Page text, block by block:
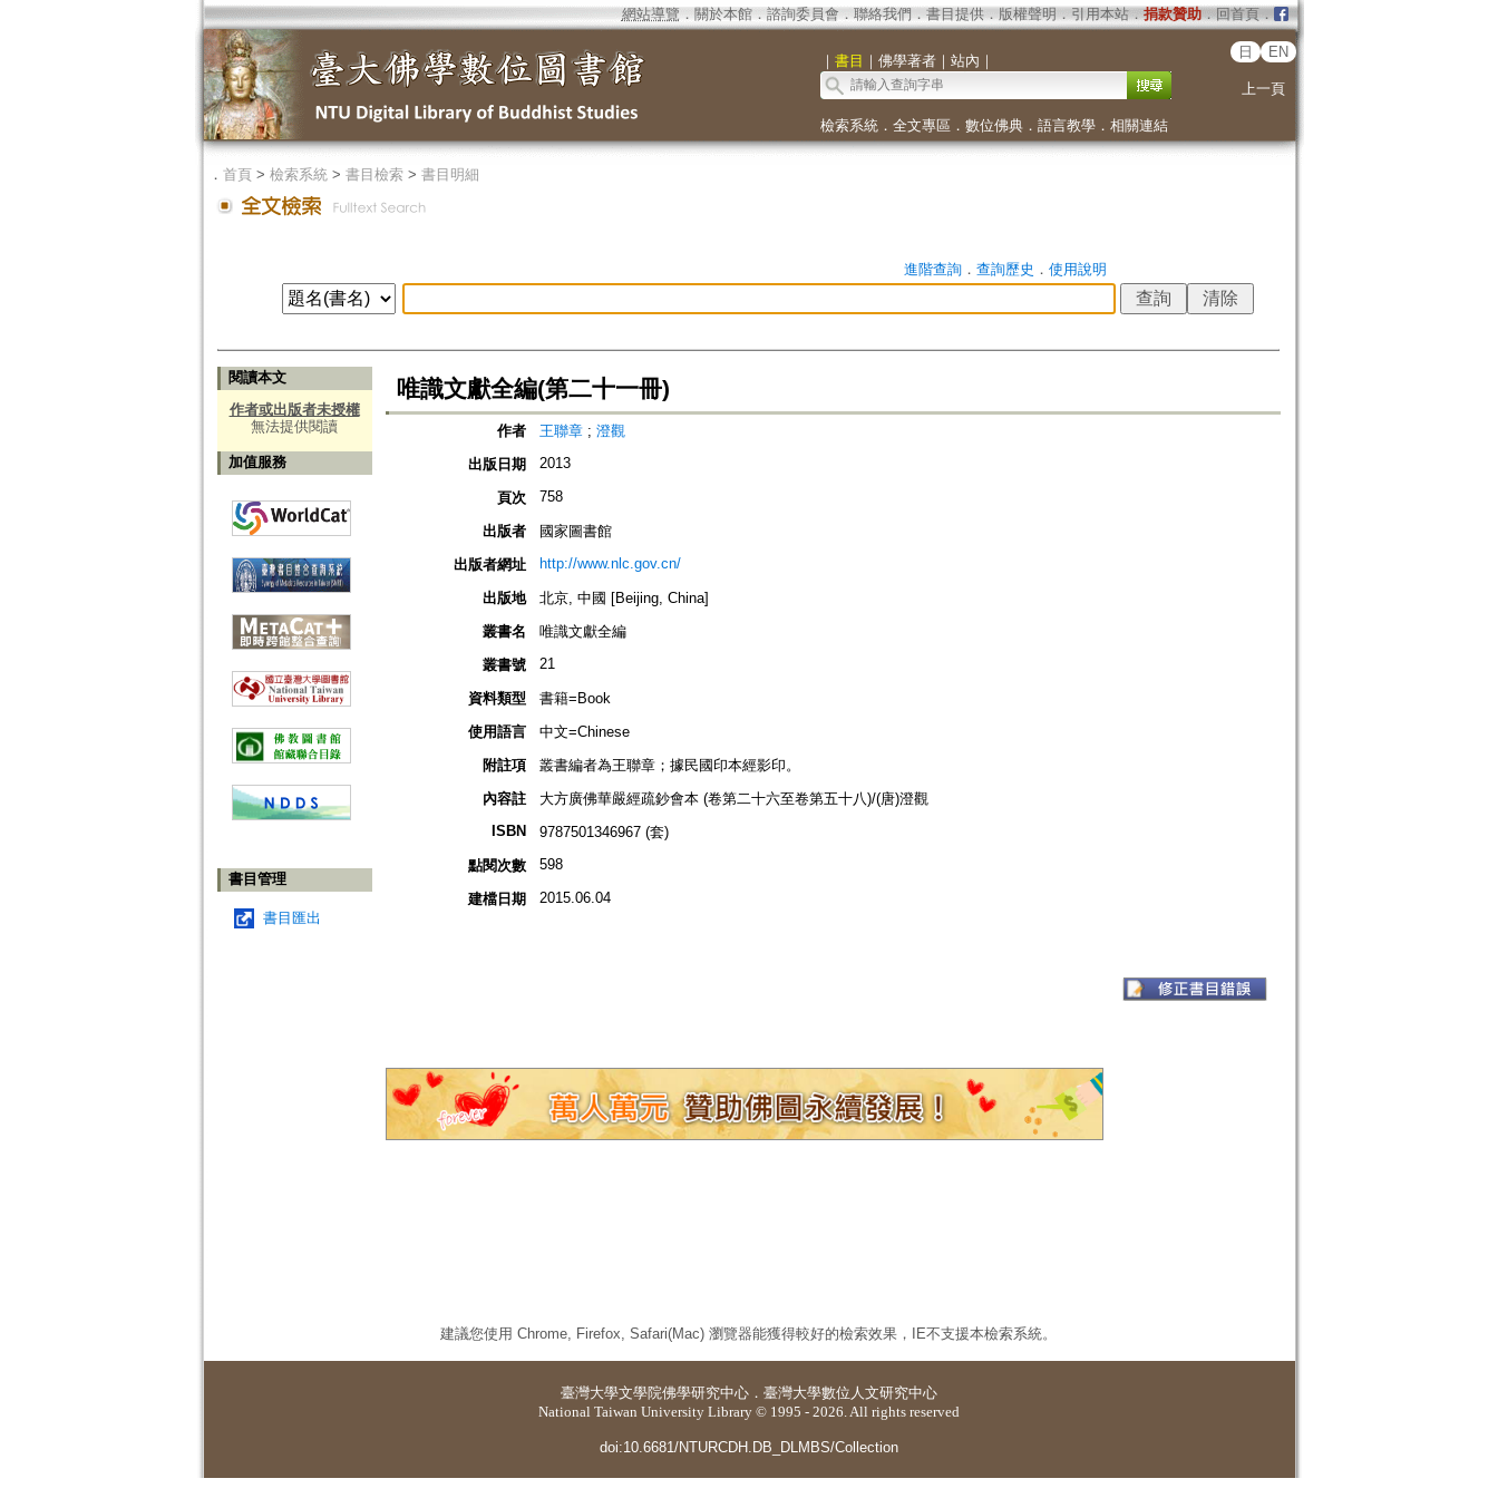
網站導覽 ． 關於本館． 諮詢委員會． 聯絡我們 ． 書目提供． 版權聲明 ． 引用本站． 捐款贊助．回首頁．
｜ 書目 ｜ 佛學著者｜ 站內 ｜
日 EN
上一頁
檢索系統． 全文專區 ． 數位佛典． 語言教學． 相關連結
． 首頁> 檢索系統> 書目檢索> 書目明細
進階查詢． 查詢歷史 ． 使用說明
閱讀本文
作者或出版者未授權
無法提供閱讀
加值服務
書目管理
書目匯出
唯識文獻全編(第二十一冊)
作者 王聯章; 澄觀
出版日期
2013
頁次 758
出版者
國家圖書館
出版者網址
http://www.nlc.gov.cn/
出版地
北京, 中國 [Beijing, China]
叢書名
唯識文獻全編
叢書號
21
資料類型
書籍=Book
使用語言
中文=Chinese
附註項
叢書編者為王聯章；據民國印本經影印。
內容註
大方廣佛華嚴經疏鈔會本 (卷第二十六至卷第五十八)/(唐)澄觀
ISBN
9787501346967 (套)
點閱次數
598
建檔日期 2015.06.04
建議您使用 Chrome, Firefox, Safari(Mac) 瀏覽器能獲得較好的檢索效果，IE不支援本檢索系統。
臺灣大學文學院佛學研究中心 ． 臺灣大學數位人文研究中心
National Taiwan University Library © 1995 - 2026. All rights reserved
doi:10.6681/NTURCDH.DB_DLMBS/Collection